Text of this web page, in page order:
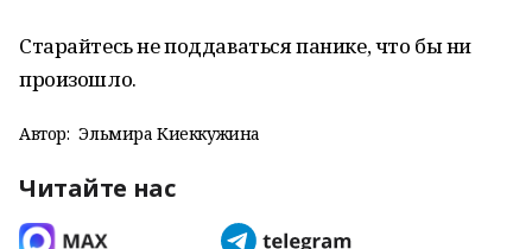
Старайтесь не поддаваться панике, что бы ни
произошло.
Автор: Эльмира Киеккужина
Читайте нас